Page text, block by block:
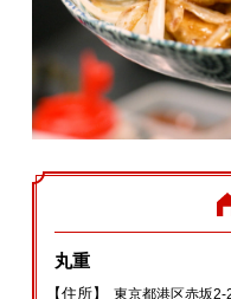
丸重
【住所】 東京都港区赤坂